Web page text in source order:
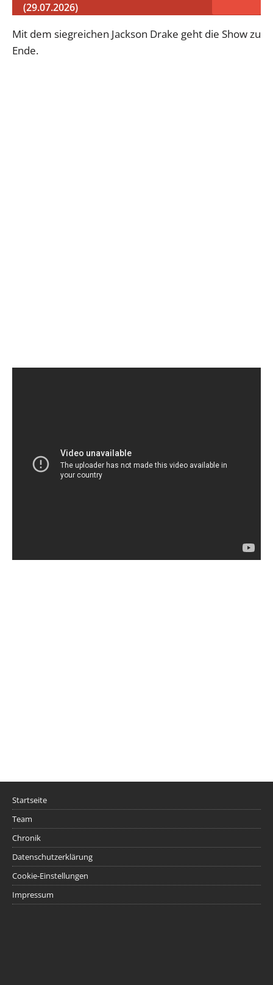
(29.07.2026)
Mit dem siegreichen Jackson Drake geht die Show zu
Ende.
Startseite
Team
Chronik
Datenschutzerklärung
Cookie-Einstellungen
Impressum